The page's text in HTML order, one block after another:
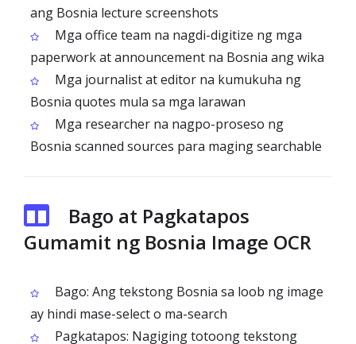
ang Bosnia lecture screenshots
Mga office team na nagdi-digitize ng mga
paperwork at announcement na Bosnia ang wika
Mga journalist at editor na kumukuha ng
Bosnia quotes mula sa mga larawan
Mga researcher na nagpo-proseso ng
Bosnia scanned sources para maging searchable
Bago at Pagkatapos
Gumamit ng Bosnia Image OCR
Bago: Ang tekstong Bosnia sa loob ng image
ay hindi mase-select o ma-search
Pagkatapos: Nagiging totoong tekstong